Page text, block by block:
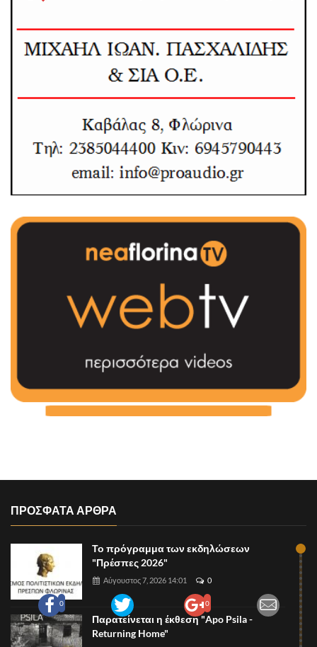
0 0
ΠΡΟΣΦΑΤΑ ΑΡΘΡΑ
Το πρόγραμμα των εκδηλώσεων
"Πρέσπες 2026"
Αύγουστος 7, 2026 14:01 0
Παρατείνεται η έκθεση "Apo Psila -
Returning Home"